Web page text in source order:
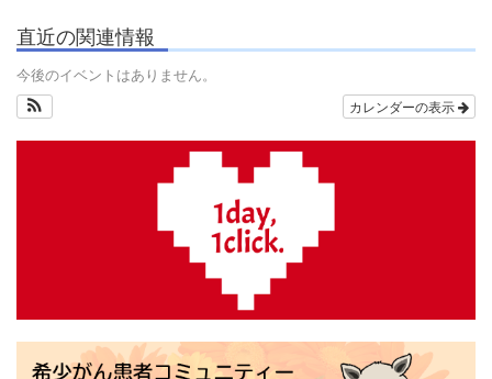
直近の関連情報
今後のイベントはありません。
カレンダーの表示